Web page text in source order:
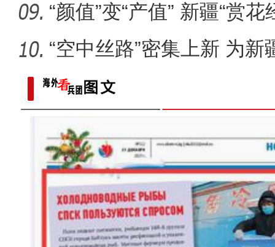
升温
“颜值”变“产值” 新疆“赏
“空中丝路”密集上新 为
展注